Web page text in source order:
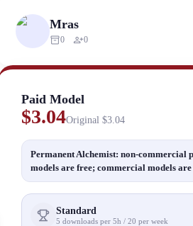
Mras
inventory_20 person_add0
Paid Model
$3.04Original $3.04
Permanent Alchemist: non-commercial
models are free; commercial models are
Standard
5 downloads per 5h / 20 per week